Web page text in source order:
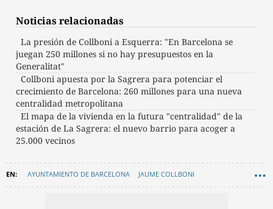
Noticias relacionadas
La presión de Collboni a Esquerra: "En Barcelona se
juegan 250 millones si no hay presupuestos en la
Generalitat"
Collboni apuesta por la Sagrera para potenciar el
crecimiento de Barcelona: 260 millones para una nueva
centralidad metropolitana
El mapa de la vivienda en la futura "centralidad" de la
estación de La Sagrera: el nuevo barrio para acoger a
25.000 vecinos
AYUNTAMIENTO DE BARCELONA JAUME COLLBONI